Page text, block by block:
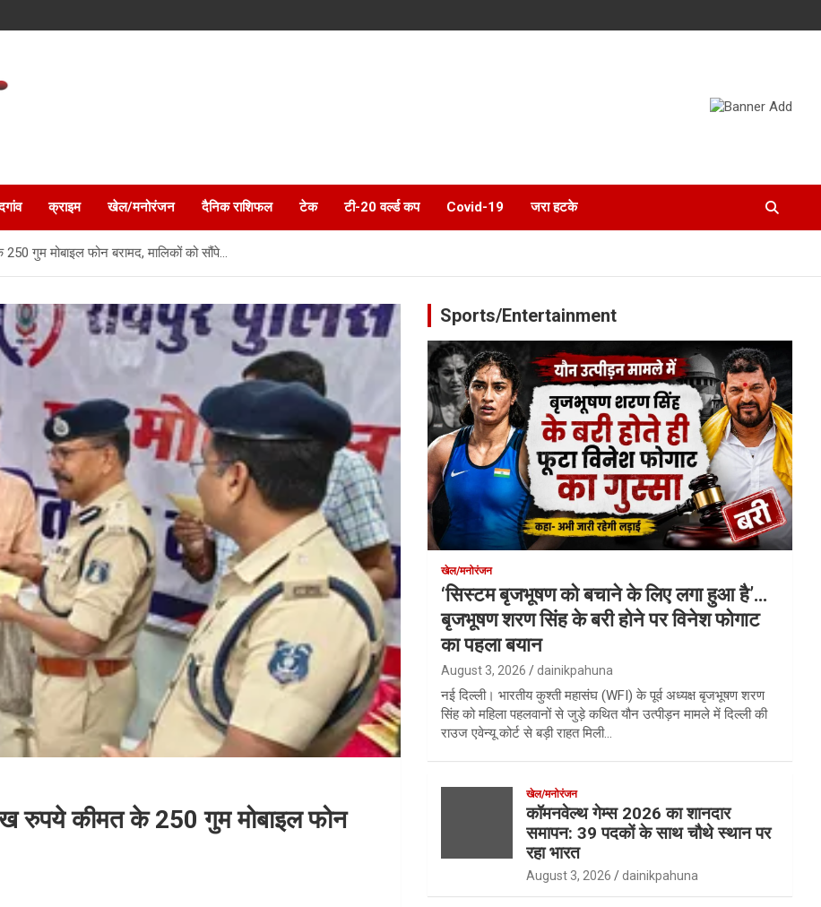
क्राइम खेल/मनोरंजन दैनिक राशिफल टेक टी-20 वर्ल्ड कप Covid-19 जरा हटके
गुम मोबाइल फोन बरामद, मालिकों को सौंपे…
रुपये कीमत के 250 गुम मोबाइल फोन
Sports/Entertainment
खेल/मनोरंजन
‘सिस्टम बृजभूषण को बचाने के लिए लगा हुआ है’…
बृजभूषण शरण सिंह के बरी होने पर विनेश फोगाट
का पहला बयान
August 3, 2026 dainikpahuna
नई दिल्ली। भारतीय कुश्ती महासंघ (WFI) के पूर्व अध्यक्ष बृजभूषण शरण
सिंह को महिला पहलवानों से जुड़े कथित यौन उत्पीड़न मामले में दिल्ली की
राउज एवेन्यू कोर्ट से बड़ी राहत मिली…
खेल/मनोरंजन
कॉमनवेल्थ गेम्स 2026 का शानदार
समापन: 39 पदकों के साथ चौथे स्थान पर
रहा भारत
August 3, 2026 dainikpahuna